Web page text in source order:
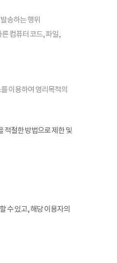
송하는 행위
컴퓨터 코드, 파일,
이용하여 영리목적의
적절한 방법으로 제한 및
수 있고, 해당 이용자의